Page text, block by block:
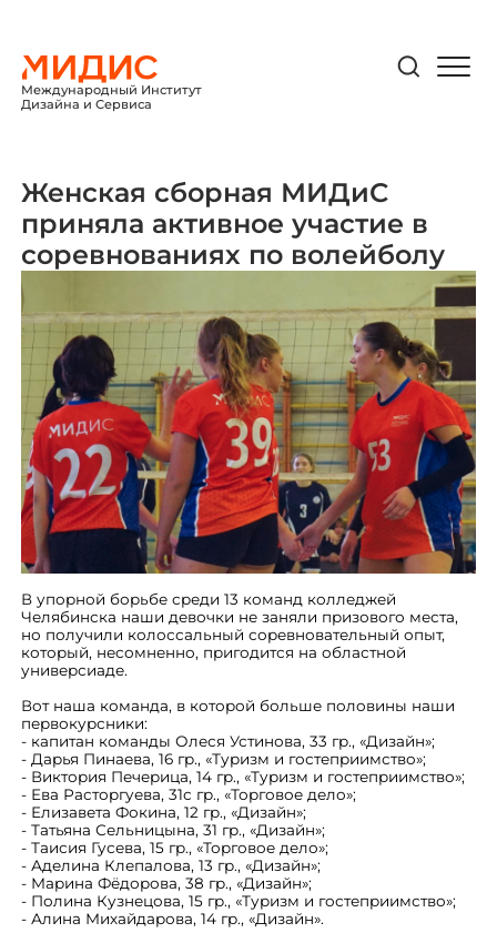
Международный Институт
Дизайна и Сервиса
Женская сборная МИДиС
приняла активное участие в
соревнованиях по волейболу
В упорной борьбе среди 13 команд колледжей
Челябинска наши девочки не заняли призового места,
но получили колоссальный соревновательный опыт,
который, несомненно, пригодится на областной
универсиаде.
Вот наша команда, в которой больше половины наши
первокурсники:
- капитан команды Олеся Устинова, 33 гр., «Дизайн»;
- Дарья Пинаева, 16 гр., «Туризм и гостеприимство»;
- Виктория Печерица, 14 гр., «Туризм и гостеприимство»;
- Ева Расторгуева, 31с гр., «Торговое дело»;
- Елизавета Фокина, 12 гр., «Дизайн»;
- Татьяна Сельницына, 31 гр., «Дизайн»;
- Таисия Гусева, 15 гр., «Торговое дело»;
- Аделина Клепалова, 13 гр., «Дизайн»;
- Марина Фёдорова, 38 гр., «Дизайн»;
- Полина Кузнецова, 15 гр., «Туризм и гостеприимство»;
- Алина Михайдарова, 14 гр., «Дизайн».